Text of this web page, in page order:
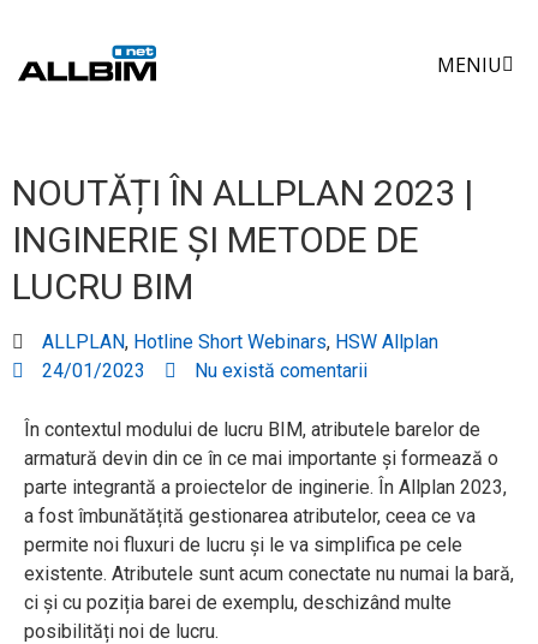
content
MENIU
NOUTĂȚI ÎN ALLPLAN 2023 |
INGINERIE ȘI METODE DE
LUCRU BIM
ALLPLAN, Hotline Short Webinars, HSW Allplan
24/01/2023
Nu există comentarii
În contextul modului de lucru BIM, atributele barelor de
armatură devin din ce în ce mai importante și formează o
parte integrantă a proiectelor de inginerie. În Allplan 2023,
a fost îmbunătățită gestionarea atributelor, ceea ce va
permite noi fluxuri de lucru și le va simplifica pe cele
existente. Atributele sunt acum conectate nu numai la bară,
ci și cu poziția barei de exemplu, deschizând multe
posibilități noi de lucru.